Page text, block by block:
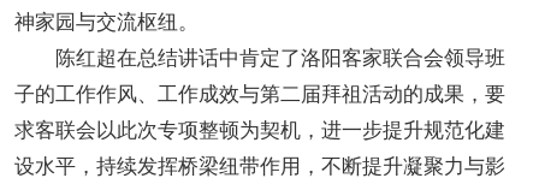
神家园与交流枢纽。
陈红超在总结讲话中肯定了洛阳客家联合会领导班
子的工作作风、工作成效与第二届拜祖活动的成果，要
求客联会以此次专项整顿为契机，进一步提升规范化建
设水平，持续发挥桥梁纽带作用，不断提升凝聚力与影